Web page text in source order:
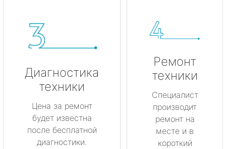
Диагностика
техники
Цена за ремонт
будет известна
после бесплатной
диагностики.
Ремонт
техники
Специалист
производит
ремонт на
месте и в
короткий